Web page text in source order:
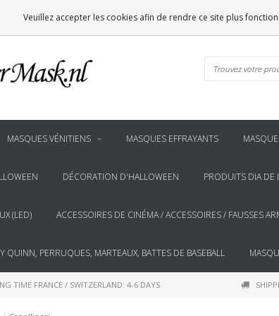
BEZORGING
MASQUES VÉNITIENS MASQUES EFFRAYANTS
DÉCORATION D'HALLOWEEN PRODUITS DIA DE
(LED) ACCESSOIRES DE CINÉMA / ACCESSOIRES / FAUSSES
QUINN, PERRUQUES, MARTEAUX, BATTES DE BASEBALL
TIME FRANCE / SWITZERLAND: 4-6 DAYS
Veuillez accepter les cookies afin de rendre ce site plus